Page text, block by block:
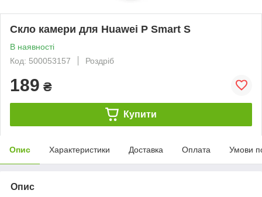
Скло камери для Huawei P Smart S
В наявності
Код: 500053157
Роздріб
189 ₴
Купити
Опис Характеристики Доставка Оплата Умови
Опис